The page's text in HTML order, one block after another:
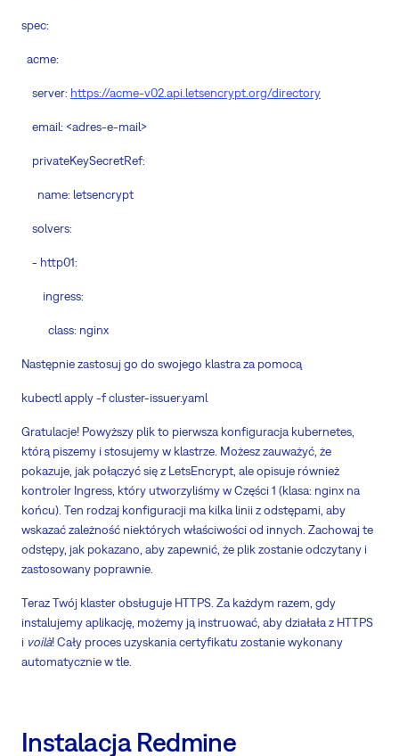
spec:
acme:
server: https://acme-v02.api.letsencrypt.org/directory
email: <adres-e-mail>
privateKeySecretRef:
name: letsencrypt
solvers:
- http01:
ingress:
class: nginx
Następnie zastosuj go do swojego klastra za pomocą
kubectl apply -f cluster-issuer.yaml
Gratulacje! Powyższy plik to pierwsza konfiguracja kubernetes,
którą piszemy i stosujemy w klastrze. Możesz zauważyć, że
pokazuje, jak połączyć się z LetsEncrypt, ale opisuje również
kontroler Ingress, który utworzyliśmy w Części 1 (klasa: nginx na
końcu). Ten rodzaj konfiguracji ma kilka linii z odstępami, aby
wskazać zależność niektórych właściwości od innych. Zachowaj te
odstępy, jak pokazano, aby zapewnić, że plik zostanie odczytany i
zastosowany poprawnie.
Teraz Twój klaster obsługuje HTTPS. Za każdym razem, gdy
instalujemy aplikację, możemy ją instruować, aby działała z HTTPS
i voilà! Cały proces uzyskania certyfikatu zostanie wykonany
automatycznie w tle.
Instalacja Redmine